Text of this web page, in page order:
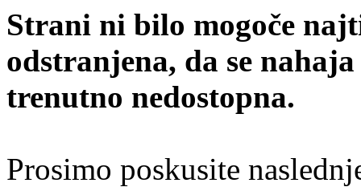
Strani ni bilo mogoče
odstranjena, da se
trenutno nedostopna.
Prosimo poskusite